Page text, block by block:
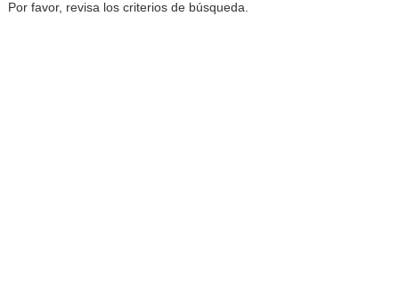
Por favor, revisa los criterios de búsqueda.